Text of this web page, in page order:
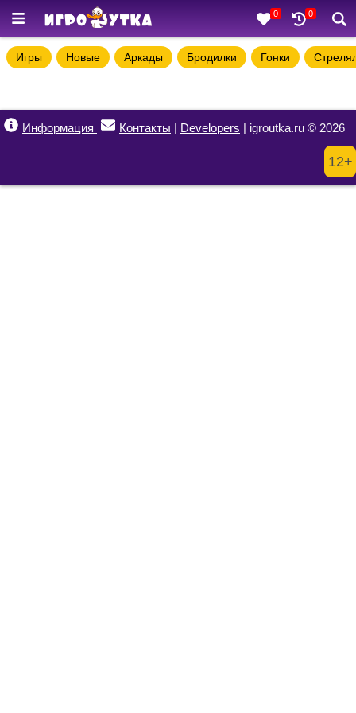
0 0
Игры Новые Аркады Бродилки Гонки
Информация Контакты | Developers | igroutka.ru © 2026
12+